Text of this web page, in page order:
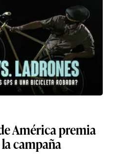
América premia
campaña